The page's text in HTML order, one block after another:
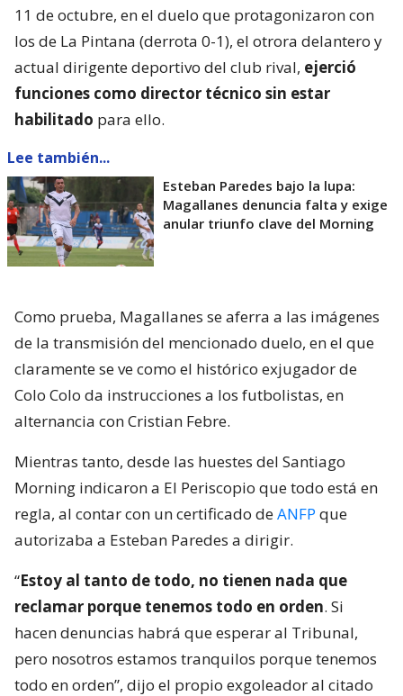
11 de octubre, en el duelo que protagonizaron con
los de La Pintana (derrota 0-1), el otrora delantero y
actual dirigente deportivo del club rival, ejerció
funciones como director técnico sin estar
habilitado para ello.
Lee también...
Esteban Paredes bajo la lupa:
Magallanes denuncia falta y exige
anular triunfo clave del Morning
Como prueba, Magallanes se aferra a las imágenes
de la transmisión del mencionado duelo, en el que
claramente se ve como el histórico exjugador de
Colo Colo da instrucciones a los futbolistas, en
alternancia con Cristian Febre.
Mientras tanto, desde las huestes del Santiago
Morning indicaron a El Periscopio que todo está en
regla, al contar con un certificado deANFP que
autorizaba a Esteban Paredes a dirigir.
“Estoy al tanto de todo, no tienen nada que
reclamar porque tenemos todo en orden. Si
hacen denuncias habrá que esperar al Tribunal,
pero nosotros estamos tranquilos porque tenemos
todo en orden”, dijo el propio exgoleador al citado